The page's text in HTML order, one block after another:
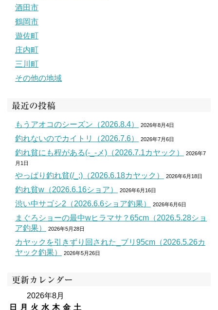
酒田市
鶴岡市
遊佐町
庄内町
三川町
その他の地域
最近の投稿
もうアオコのシーズン（2026.8.4） 2026年8月4日
釣れないのでカイトリ（2026.7.6） 2026年7月6日
釣れ貧にも程がある(-_-メ)（2026.7.1カヤック）
2026年7
月1日
やっぱり釣れ貧(/_;)（2026.6.18カヤック） 2026年6月18日
釣れ貧w（2026.6.16ショア） 2026年6月16日
渋い中サゴシ2（2026.6.6ショア釣果） 2026年6月6日
まぐろショーの最中wヒラマサ？65cm（2026.5.28ショ
ア釣果）
2026年5月28日
カヤックを引きずり回された_ブリ95cm（2026.5.26カ
ヤック釣果）
2026年5月26日
更新カレンダー
2026年8月
日
月 火 水 木 金 土